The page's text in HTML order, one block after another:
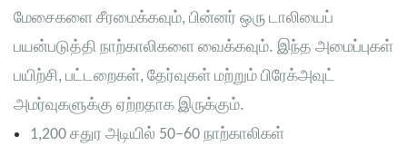
மேசைகளை சீரமைக்கவும், பின்னர் ஒரு டாலியைப்
பயன்படுத்தி நாற்காலிகளை வைக்கவும். இந்த அமைப்புகள்
பயிற்சி, பட்டறைகள், தேர்வுகள் மற்றும் பிரேக்அவுட்
அமர்வுகளுக்கு ஏற்றதாக இருக்கும்.
1,200 சதுர அடியில் 50–60 நாற்காலிகள்